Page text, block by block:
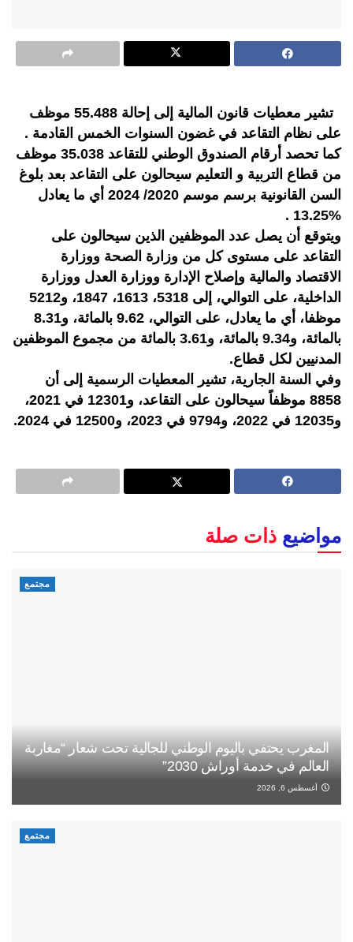
تشير معطيات قانون المالية إلى إحالة 55.488 موظف
على نظام التقاعد في غضون السنوات الخمس القادمة .
كما تحصد أرقام الصندوق الوطني للتقاعد 35.038 موظف
من قطاع التربية و التعليم سيحالون على التقاعد بعد بلوغ
السن القانونية برسم موسم 2020/ 2024 أي ما يعادل
%13.25 .
ويتوقع أن يصل عدد الموظفين الذين سيحالون على
التقاعد على مستوى كل من وزارة الصحة ووزارة
الاقتصاد والمالية وإصلاح الإدارة ووزارة العدل ووزارة
الداخلية، على التوالي، إلى 5318، 1613، 1847، و5212
موظفا، أي ما يعادل، على التوالي، 9.62 بالمائة، و8.31
بالمائة، و9.34 بالمائة، و3.61 بالمائة من مجموع الموظفين
المدنيين لكل قطاع.
وفي السنة الجارية، تشير المعطيات الرسمية إلى أن
8858 موظفاً سيحالون على التقاعد، و12301 في 2021،
و12035 في 2022، و9794 في 2023، و12500 في 2024.
مواضيع ذات صلة
مجتمع
المغرب يحتفي باليوم الوطني للجالية تحت شعار “مغاربة
العالم في خدمة أوراش 2030”
أغسطس 6, 2026
مجتمع